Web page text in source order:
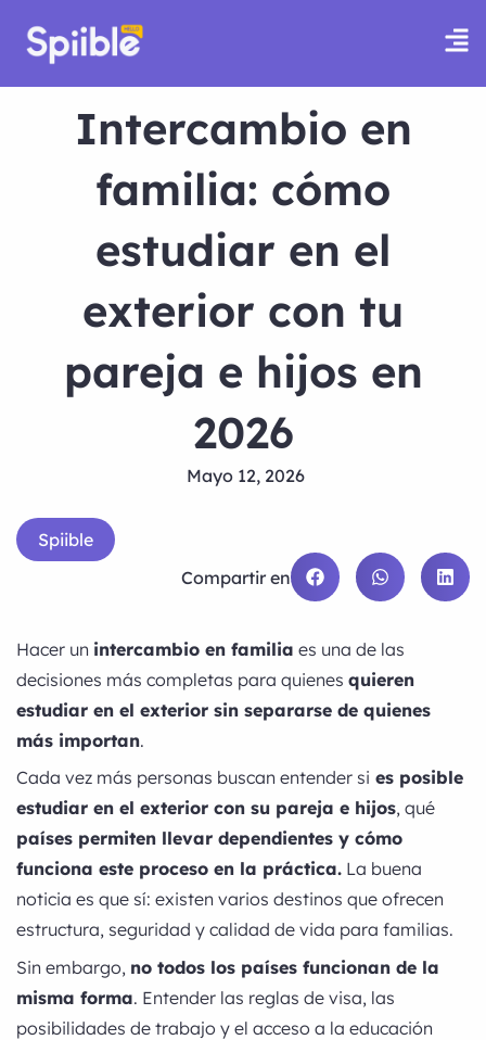
Intercambio en
familia: cómo
estudiar en el
exterior con tu
pareja e hijos en
2026
Mayo 12, 2026
Spiible
Compartir en
Hacer un intercambio en familia es una de las
decisiones más completas para quienes quieren
estudiar en el exterior sin separarse de quienes
más importan.
Cada vez más personas buscan entender si es posible
estudiar en el exterior con su pareja e hijos, qué
países permiten llevar dependientes y cómo
funciona este proceso en la práctica. La buena
noticia es que sí: existen varios destinos que ofrecen
estructura, seguridad y calidad de vida para familias.
Sin embargo, no todos los países funcionan de la
misma forma. Entender las reglas de visa, las
posibilidades de trabajo y el acceso a la educación